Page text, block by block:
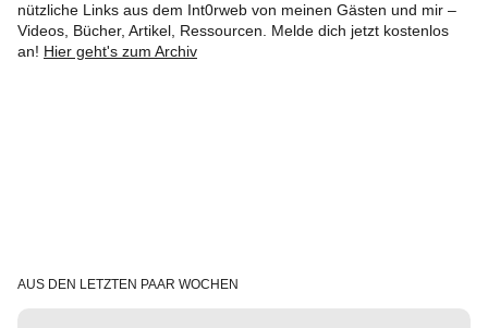
nützliche Links aus dem Int0rweb von meinen Gästen und mir –
Videos, Bücher, Artikel, Ressourcen. Melde dich jetzt kostenlos
an! Hier geht's zum Archiv
AUS DEN LETZTEN PAAR WOCHEN